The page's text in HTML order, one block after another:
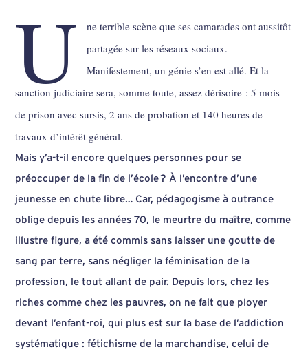
U
ne terrible scène que ses camarades ont aussitôt
partagée sur les réseaux sociaux.
Manifestement, un génie s’en est allé. Et la
sanction judiciaire sera, somme toute, assez dérisoire : 5 mois
de prison avec sursis, 2 ans de probation et 140 heures de
travaux d’intérêt général.
Mais y’a-t-il encore quelques personnes pour se
préoccuper de la fin de l’école ? À l’encontre d’une
jeunesse en chute libre… Car, pédagogisme à outrance
oblige depuis les années 70, le meurtre du maître, comme
illustre figure, a été commis sans laisser une goutte de
sang par terre, sans négliger la féminisation de la
profession, le tout allant de pair. Depuis lors, chez les
riches comme chez les pauvres, on ne fait que ployer
devant l’enfant-roi, qui plus est sur la base de l’addiction
systématique : fétichisme de la marchandise, celui de